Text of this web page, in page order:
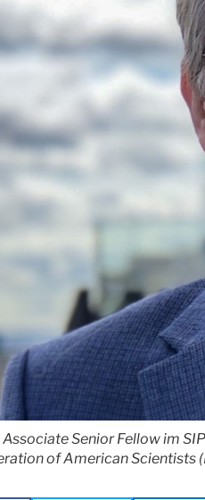
Associate Senior Fellow im
of American Scientists